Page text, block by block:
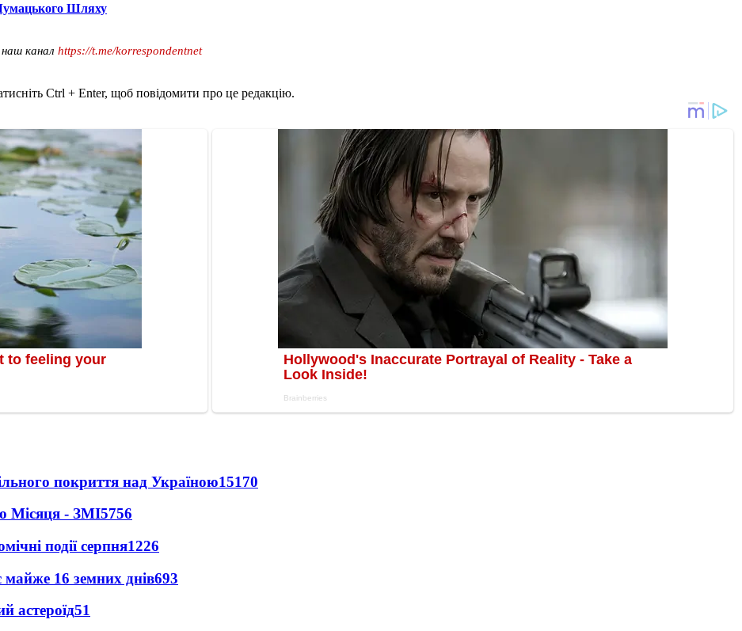
Шляху
канал https://t.me/korrespondentnet
Ctrl + Enter, щоб повідомити про це редакцію.
покриття над Україною15170
Місяця - ЗМІ5756
події серпня1226
майже 16 земних днів693
астероїд51